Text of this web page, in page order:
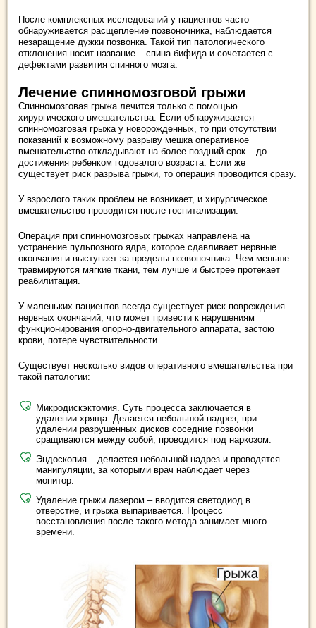
После комплексных исследований у пациентов часто
обнаруживается расщепление позвоночника, наблюдается
незаращение дужки позвонка. Такой тип патологического
отклонения носит название – спина бифида и сочетается с
дефектами развития спинного мозга.
Лечение спинномозговой грыжи
Спинномозговая грыжа лечится только с помощью
хирургического вмешательства. Если обнаруживается
спинномозговая грыжа у новорожденных, то при отсутствии
показаний к возможному разрыву мешка оперативное
вмешательство откладывают на более поздний срок – до
достижения ребенком годовалого возраста. Если же
существует риск разрыва грыжи, то операция проводится сразу.
У взрослого таких проблем не возникает, и хирургическое
вмешательство проводится после госпитализации.
Операция при спинномозговых грыжах направлена на
устранение пульпозного ядра, которое сдавливает нервные
окончания и выступает за пределы позвоночника. Чем меньше
травмируются мягкие ткани, тем лучше и быстрее протекает
реабилитация.
У маленьких пациентов всегда существует риск повреждения
нервных окончаний, что может привести к нарушениям
функционирования опорно-двигательного аппарата, застою
крови, потере чувствительности.
Существует несколько видов оперативного вмешательства при
такой патологии:
Микродискэктомия. Суть процесса заключается в
удалении хряща. Делается небольшой надрез, при
удалении разрушенных дисков соседние позвонки
сращиваются между собой, проводится под наркозом.
Эндоскопия – делается небольшой надрез и проводятся
манипуляции, за которыми врач наблюдает через
монитор.
Удаление грыжи лазером – вводится светодиод в
отверстие, и грыжа выпаривается. Процесс
восстановления после такого метода занимает много
времени.